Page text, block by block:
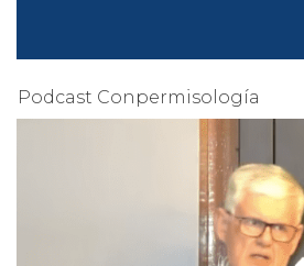
Podcast Conpermisología